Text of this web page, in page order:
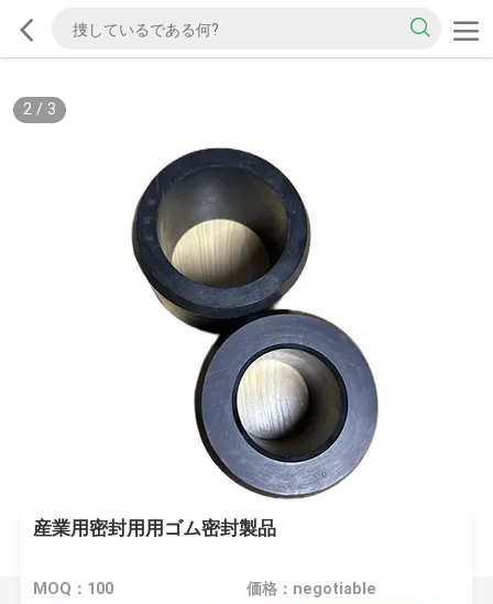
2/ 3
産業用密封用用ゴム密封製品
MOQ：100 価格：negotiable